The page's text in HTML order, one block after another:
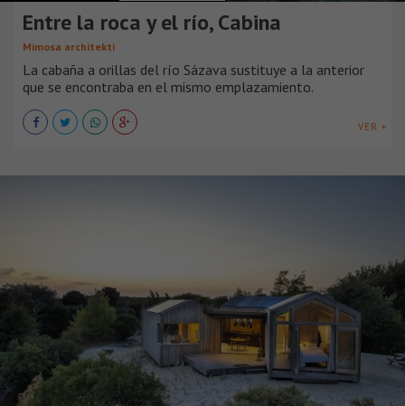
Entre la roca y el río, Cabina
Mimosa architekti
La cabaña a orillas del río Sázava sustituye a la anterior
que se encontraba en el mismo emplazamiento.
VER +